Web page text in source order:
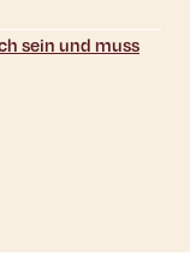
sein und muss